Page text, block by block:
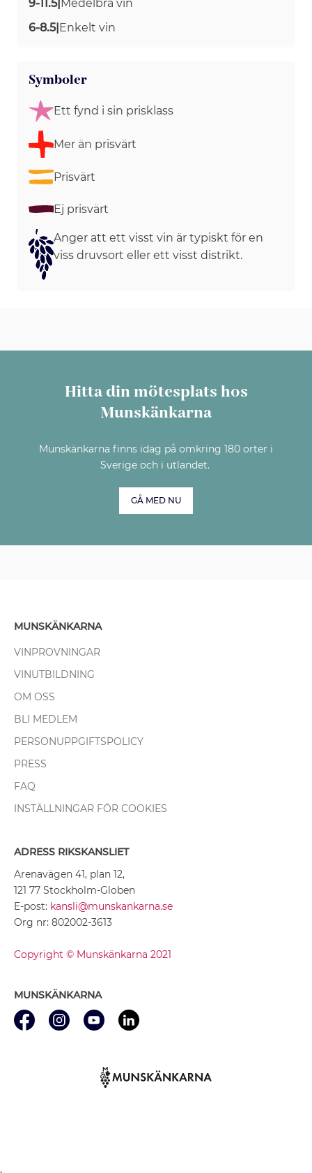
9-11.5|Medelbra vin
6-8.5|Enkelt vin
Symboler
Ett fynd i sin prisklass
Mer än prisvärt
Prisvärt
Ej prisvärt
Anger att ett visst vin är typiskt för en
viss druvsort eller ett visst distrikt.
Hitta din mötesplats hos
Munskänkarna
Munskänkarna finns idag på omkring 180 orter i
Sverige och i utlandet.
GÅ MED NU
MUNSKÄNKARNA
VINPROVNINGAR
VINUTBILDNING
OM OSS
BLI MEDLEM
PERSONUPPGIFTSPOLICY
PRESS
FAQ
INSTÄLLNINGAR FÖR COOKIES
ADRESS RIKSKANSLIET
Arenavägen 41, plan 12,
121 77 Stockholm-Globen
E-post: kansli@munskankarna.se
Org nr: 802002-3613
Copyright © Munskänkarna 2021
MUNSKÄNKARNA